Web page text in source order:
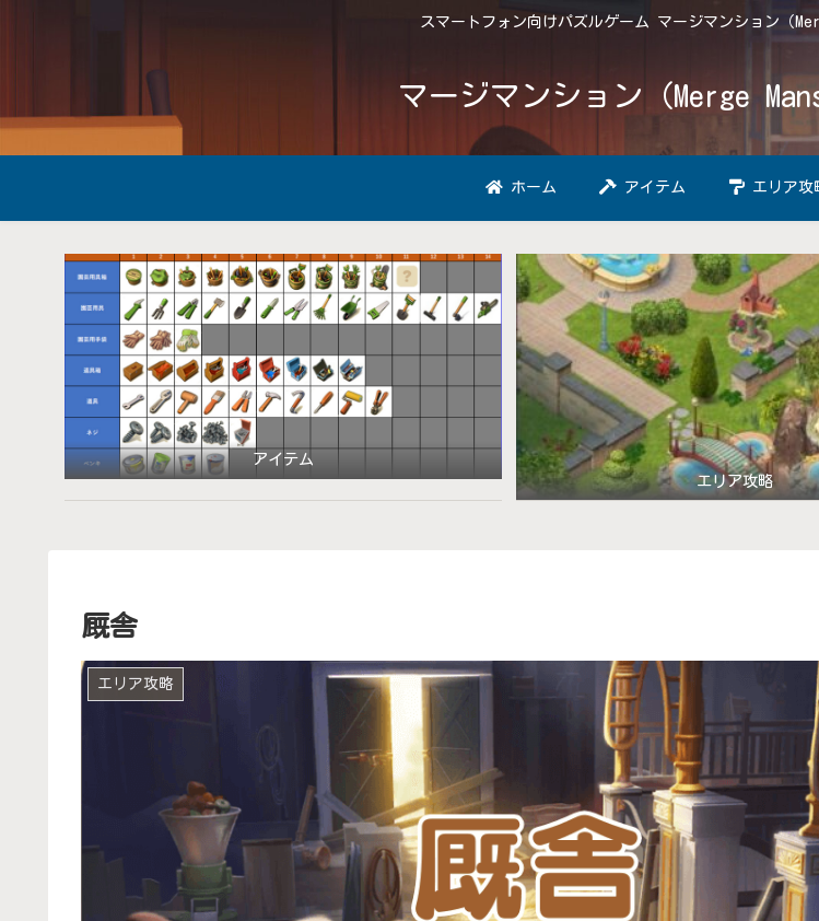
スマートフォン向けパズルゲーム マージマンション（
マージマンション（Merge
ホーム アイテム エリア攻
アイテム
エリア攻略
厩舎
エリア攻略